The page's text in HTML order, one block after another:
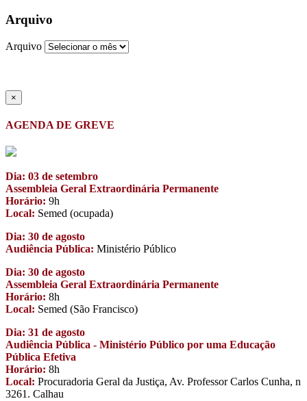
Arquivo
Arquivo
×
AGENDA DE GREVE
Dia: 03 de setembro
Assembleia Geral Extraordinária Permanente
Horário: 9h
Local: Semed (ocupada)
Dia: 30 de agosto
Audiência Pública: Ministério Público
Dia: 30 de agosto
Assembleia Geral Extraordinária Permanente
Horário: 8h
Local: Semed (São Francisco)
Dia: 31 de agosto
Audiência Pública - Ministério Público por uma Educação
Pública Efetiva
Horário: 8h
Local: Procuradoria Geral da Justiça, Av. Professor Carlos Cunha, n
3261. Calhau